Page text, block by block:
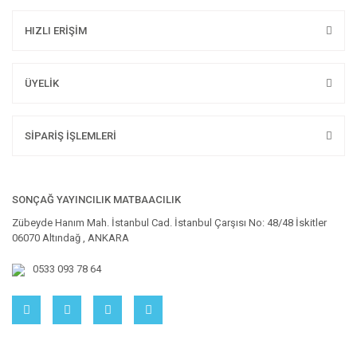
HIZLI ERİŞİM
ÜYELİK
SİPARİŞ İŞLEMLERİ
SONÇAĞ YAYINCILIK MATBAACILIK
Zübeyde Hanım Mah. İstanbul Cad. İstanbul Çarşısı No: 48/48 İskitler
06070 Altındağ , ANKARA
0533 093 78 64